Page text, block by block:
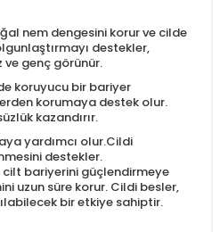
nem dengesini korur ve cilde
destekler,
genç görünür.
koruyucu bir bariyer
korumaya destek olur.
kazandırır.
yardımcı olur.Cildi
destekler.
cilt bariyerini güçlendirmeye
uzun süre korur. Cildi besler,
bir etkiye sahiptir.